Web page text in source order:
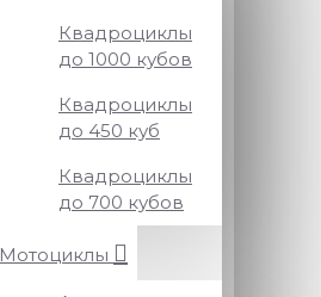
Квадроциклы
до 1000 кубов
Квадроциклы
до 450 куб
Квадроциклы
до 700 кубов
Мотоциклы